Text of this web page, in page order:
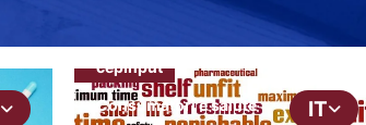
IT
cepInput
Consumatori e salute